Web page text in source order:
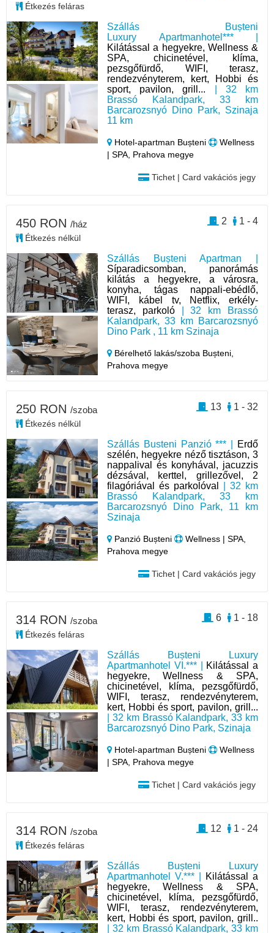
Szállás Bușteni
Luxury Apartmanhotel*** |
Kilátással a hegyekre, Wellness &
SPA, chicinetével, klíma,
pezsgőfürdő, WIFI, terasz,
rendezvényterem, kert, Hobbi és
sport, pavilon, grill... | 32 km
Brassó Kalandpark, 33 km
Barcarozsnyó Dino Park, Szinaja
11 km
Hotel‑apartman Bușteni
Wellness
| SPA, Prahova megye
Tichet | Card vakációs jegy
Étkezés feláras
Szállás Bușteni Apartman |
Síparadicsomban, panorámás
kilátás a hegyekre, a városra,
konyha, tágas nappali-ebédlő,
WIFI, kábel tv, Netflix, erkély-
terasz, parkoló| 32 km Brassó
Kalandpark, 33 km Barcarozsnyó
Dino Park , 11 km Szinaja
Bérelhető lakás/szoba Bușteni,
Prahova megye
450 RON /ház
Étkezés nélkül
1 - 4
2
Szállás Busteni Panzió *** |
Erdő
szélén, hegyekre néző tisztáson, 3
nappalival és konyhával, jacuzzis
dézsával, kerttel, grillezővel, 2
filagóriával és parkolóval
| 32 km
Brassó Kalandpark, 33 km
Barcarozsnyó Dino Park, 11 km
Szinaja
Panzió Bușteni
Wellness | SPA,
Prahova megye
Tichet | Card vakációs jegy
250 RON /szoba
Étkezés nélkül
1 - 32
13
Szállás Bușteni Luxury
Apartmanhotel VI.*** |
Kilátással a
hegyekre, Wellness & SPA,
chicinetével, klíma, pezsgőfürdő,
WIFI, terasz, rendezvényterem,
kert, Hobbi és sport, pavilon, grill...
| 32 km Brassó Kalandpark, 33 km
Barcarozsnyó Dino Park, Szinaja
Hotel‑apartman Bușteni
Wellness
| SPA, Prahova megye
Tichet | Card vakációs jegy
314 RON /szoba
Étkezés feláras
1 - 18
6
Szállás Bușteni Luxury
Apartmanhotel V.*** |
Kilátással a
hegyekre, Wellness & SPA,
chicinetével, klíma, pezsgőfürdő,
WIFI, terasz, rendezvényterem,
kert, Hobbi és sport, pavilon, grill..
| 32 km Brassó Kalandpark, 33 km
314 RON /szoba
Étkezés feláras
1 - 24
12